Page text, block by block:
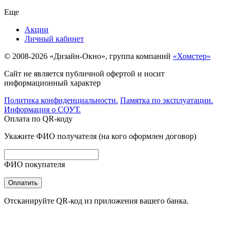
Еще
Акции
Личный кабинет
© 2008-2026 «Дизайн-Окно», группа компаний «Хомстер»
Сайт не является публичной офертой и носит
информационный характер
Политика конфиденциальности. Памятка по эксплуатации.
Информация о СОУТ.
Оплата по QR-коду
Укажите ФИО получателя (на кого оформлен договор)
ФИО покупателя
Оплатить
Отсканируйте QR-код из приложения вашего банка.